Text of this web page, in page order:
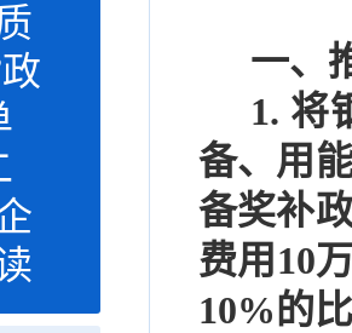
一、
1. 将
备、用
备奖补
费用 10
10%的